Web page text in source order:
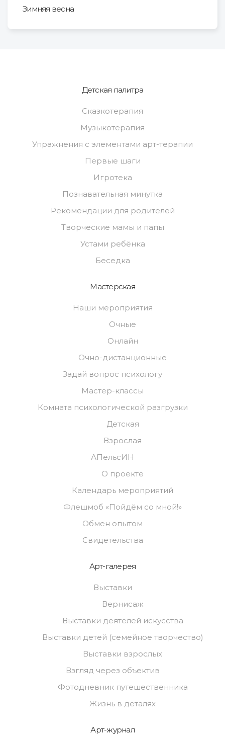
Зимняя весна
Детская палитра
Сказкотерапия
Музыкотерапия
Упражнения с элементами арт-терапии
Первые шаги
Игротека
Познавательная минутка
Рекомендации для родителей
Творческие мамы и папы
Устами ребёнка
Беседка
Мастерская
Наши мероприятия
Очные
Онлайн
Очно-дистанционные
Задай вопрос психологу
Мастер-классы
Комната психологической разгрузки
Детская
Взрослая
АПельсИН
О проекте
Календарь мероприятий
Флешмоб «Пойдём со мной!»
Обмен опытом
Свидетельства
Арт-галерея
Выставки
Вернисаж
Выставки деятелей искусства
Выставки детей (семейное творчество)
Выставки взрослых
Взгляд через объектив
Фотодневник путешественника
Жизнь в деталях
Арт-журнал